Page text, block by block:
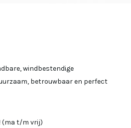
Account aanmaken
windbestendige
betrouwbaar en perfect
(ma t/m vrij)